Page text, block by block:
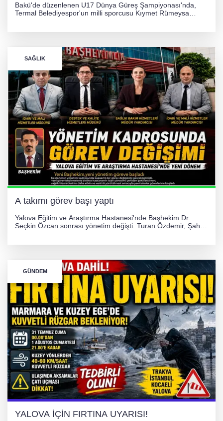
Bakü'de düzenlenen U17 Dünya Güreş Şampiyonası'nda,
Termal Belediyespor'un milli sporcusu Kıymet Rümeysa
SAĞLIK
A takımı görev başı yaptı
Yalova Eğitim ve Araştırma Hastanesi'nde Başhekim Dr.
Seçkin Özcan sonrası yönetim değişti. Turan Özdemir, Şahin
GÜNDEM
YALOVA İÇİN FIRTINA UYARISI!